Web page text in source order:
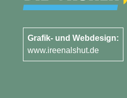
Grafik- und Webdesign:
www.ireenalshut.de